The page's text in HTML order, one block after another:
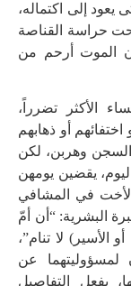
إلى اكتماله،
حراسة القناصة
الموت أرحم من
الأكثر تضرراً،
أو ذهابهم
وهربن، لكن
يقضين يومهن
في المشافي
البشرية: “أن أمّ
الأسير) لا تنام”،
عن
بفعل التفاصيل